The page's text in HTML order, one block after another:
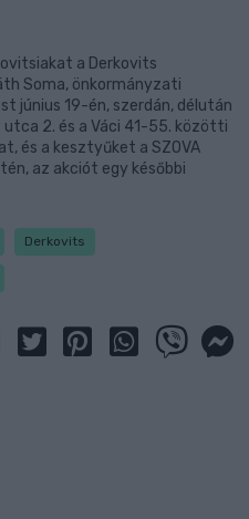
a Derkovits
Soma, önkormányzati
június 19-én, szerdán, délután
2. és a Váci 41-55. közötti
és a kesztyűket a SZOVA
az akciót egy későbbi
Derkovits